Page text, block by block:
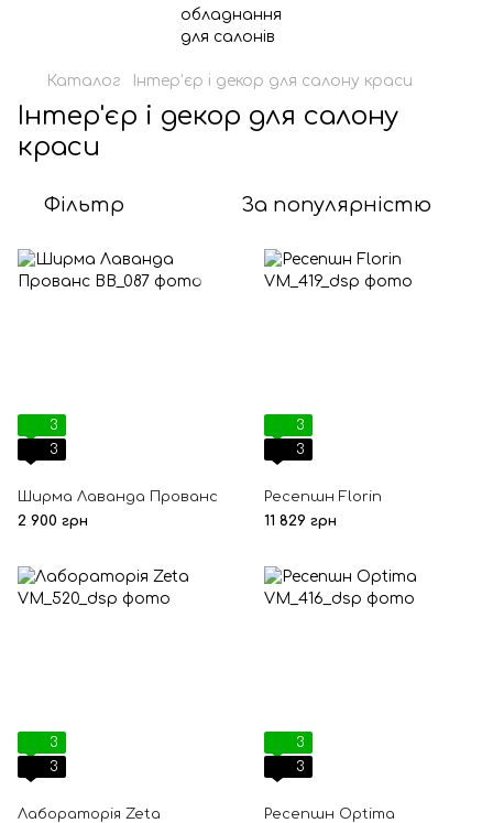
Каталог Інтер'єр і декор для салону краси
Інтер'єр і декор для салону
краси
Фільтр За популярністю
3
3
Ширма Лаванда Прованс
2 900 грн
3
3
Ресепшн Florin
11 829 грн
3
3
Лабораторія Zeta
3
3
Ресепшн Optima